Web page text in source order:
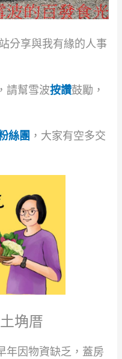
分享與我有緣的人事
請幫雪波按讚鼓勵，
絲團 ，大家有空多交
埆厝
年因物資缺乏，蓋房